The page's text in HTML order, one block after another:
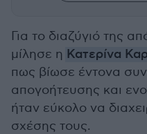
Για το διαζύγιό της
μίλησε η Κατερίνα
πως βίωσε έντονα
απογοήτευσης και
ήταν εύκολο να
σχέσης τους.